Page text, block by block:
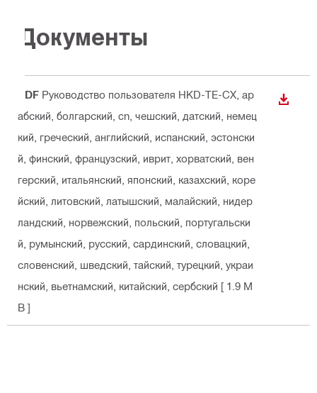
Документы
PDF Руководство пользователя HKD-TE-CX , ар
абский, болгарский, cn, чешский, датский, немец
кий, греческий, английский, испанский, эстонски
й, финский, французский, иврит, хорватский, вен
герский, итальянский, японский, казахский, коре
йский, литовский, латышский, малайский, нидер
ландский, норвежский, польский, португальски
й, румынский, русский, сардинский, словацкий,
словенский, шведский, тайский, турецкий, украи
нский, вьетнамский, китайский, сербский [ 1.9 M
B ]